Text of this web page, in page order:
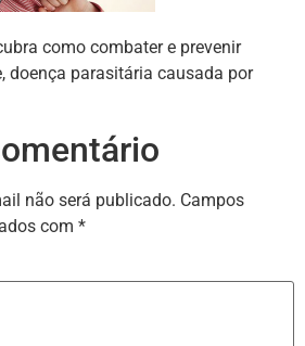
como combater e prevenir
doença parasitária causada por
não será publicado. Campos
com *